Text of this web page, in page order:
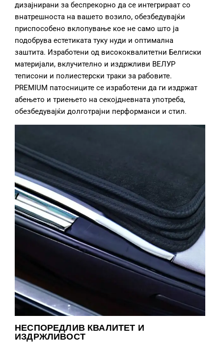
дизајнирани за беспрекорно да се интегрираат со
внатрешноста на вашето возило, обезбедувајќи
приспособено вклопување кое не само што ја
подобрува естетиката туку нуди и оптимална
заштита. Изработени од висококвалитетни Белгиски
материјали, вклучително и издржливи ВЕЛУР
теписони и полиестерски траки за рабовите.
PREMIUM патосниците се изработени да ги издржат
абењето и триењето на секојдневната употреба,
обезбедувајќи долготрајни перформанси и стил.
НЕСПОРЕДЛИВ КВАЛИТЕТ И
ИЗДРЖЛИВОСТ